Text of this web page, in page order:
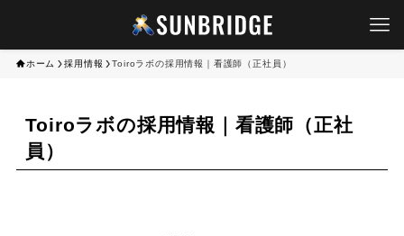
ホーム 採用情報 Toiroラボの採用情報｜看護師（正社員）
Toiroラボの採用情報｜看護師（正社
員）